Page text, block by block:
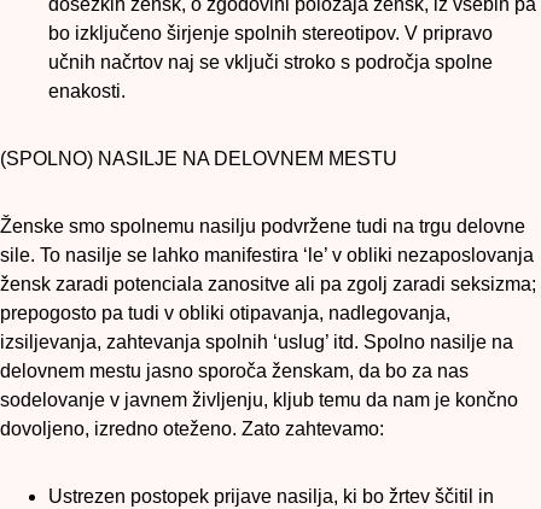
dosežkih žensk, o zgodovini položaja žensk, iz vsebin pa
bo izključeno širjenje spolnih stereotipov. V pripravo
učnih načrtov naj se vključi stroko s področja spolne
enakosti.
(SPOLNO) NASILJE NA DELOVNEM MESTU
Ženske smo spolnemu nasilju podvržene tudi na trgu delovne
sile. To nasilje se lahko manifestira ‘le’ v obliki nezaposlovanja
žensk zaradi potenciala zanositve ali pa zgolj zaradi seksizma;
prepogosto pa tudi v obliki otipavanja, nadlegovanja,
izsiljevanja, zahtevanja spolnih ‘uslug’ itd. Spolno nasilje na
delovnem mestu jasno sporoča ženskam, da bo za nas
sodelovanje v javnem življenju, kljub temu da nam je končno
dovoljeno, izredno oteženo. Zato zahtevamo:
Ustrezen postopek prijave nasilja, ki bo žrtev ščitil in